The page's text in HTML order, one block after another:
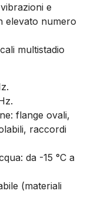
e
elevato numero
multistadio
flange ovali,
raccordi
da -15 °C a
(materiali